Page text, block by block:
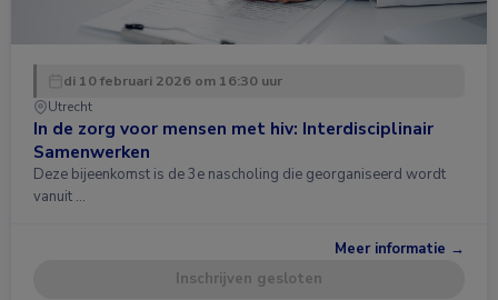
di 10 februari 2026 om 16:30 uur
Utrecht
In de zorg voor mensen met hiv: Interdisciplinair
Samenwerken
Deze bijeenkomst is de 3e nascholing die georganiseerd wordt
vanuit …
Meer informatie →
Inschrijven gesloten